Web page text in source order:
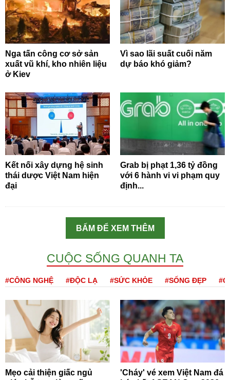
Nga tấn công cơ sở sản
xuất vũ khí, kho nhiên liệu
ở Kiev
Vì sao lãi suất cuối năm
dự báo khó giảm?
Kết nối xây dựng hệ sinh
thái dược Việt Nam hiện
đại
Grab bị phạt 1,36 tỷ đồng
với 6 hành vi vi phạm quy
định...
BẤM ĐỂ XEM THÊM
CUỘC SỐNG QUANH TA
#CÔNG NGHỆ #ĐỘC LẠ #SỨC KHỎE #SỐNG ĐẸP
Mẹo cải thiện giấc ngủ
'Cháy' vé xem Việt Nam đá